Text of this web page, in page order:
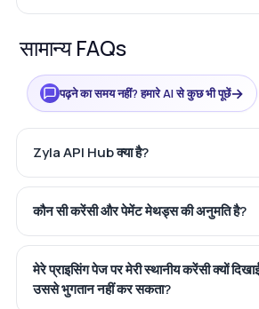
सामान्य FAQs
पढ़ने का समय नहीं? हमारे AI से कुछ भी पूछें→
Zyla API Hub क्या है?
कौन सी करेंसी और पेमेंट मेथड्स की अनुमति है?
मेरे प्राइसिंग पेज पर मेरी स्थानीय करेंसी क्यों
उससे भुगतान नहीं कर सकता?